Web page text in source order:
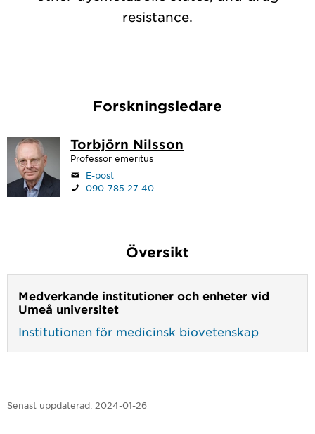
resistance.
Forskningsledare
Torbjörn Nilsson
Professor emeritus
E-post
090-785 27 40
Översikt
Medverkande institutioner och enheter vid
Umeå universitet
Institutionen för medicinsk biovetenskap
Senast uppdaterad: 2024-01-26